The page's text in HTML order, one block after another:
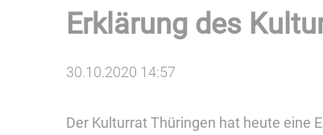
Erklärung des
30.10.2020 14:57
Der Kulturrat Thüringen hat heute eine